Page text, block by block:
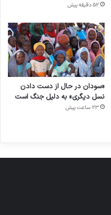
52 دقیقه پیش
«سودان در حال از دست دادن
نسل دیگری» به دلیل جنگ است
23 ساعت پیش